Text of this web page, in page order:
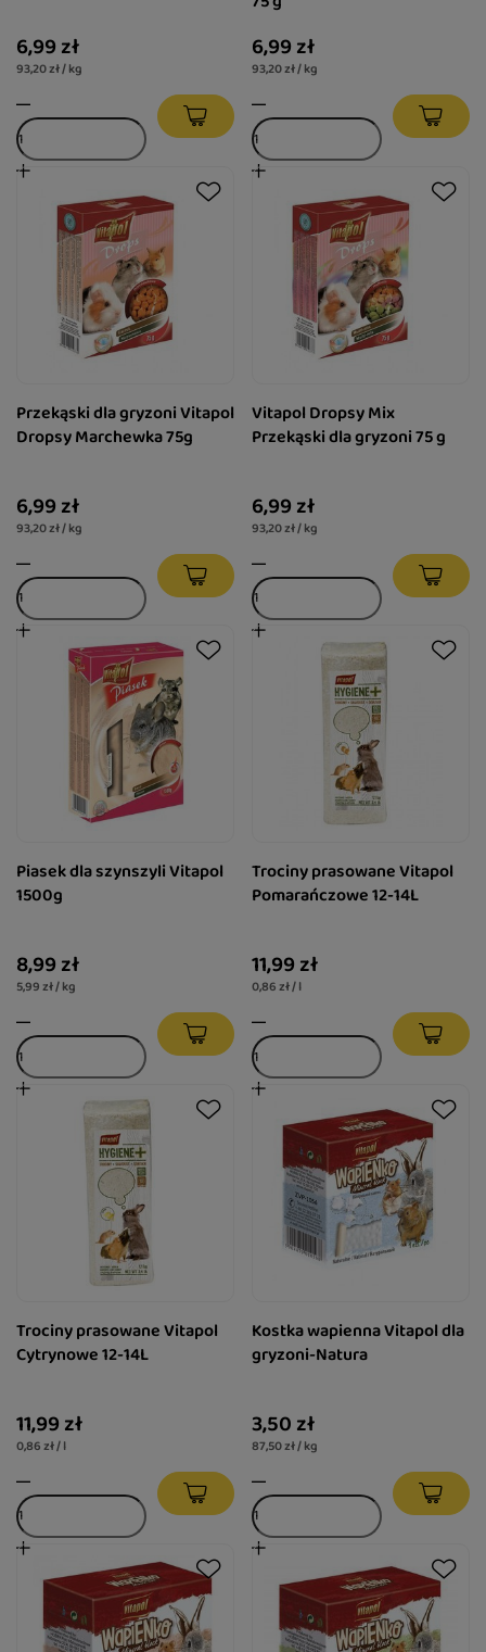
6,99 zł
93,20 zł / kg
6,99 zł
93,20 zł / kg
Przekąski dla gryzoni Vitapol
Dropsy Marchewka 75g
6,99 zł
93,20 zł / kg
Vitapol Dropsy Mix
Przekąski dla gryzoni 75 g
6,99 zł
93,20 zł / kg
Piasek dla szynszyli Vitapol
1500g
8,99 zł
5,99 zł / kg
Trociny prasowane Vitapol
Pomarańczowe 12-14L
11,99 zł
0,86 zł / l
Trociny prasowane Vitapol
Cytrynowe 12-14L
11,99 zł
0,86 zł / l
Kostka wapienna Vitapol dla
gryzoni-Natura
3,50 zł
87,50 zł / kg